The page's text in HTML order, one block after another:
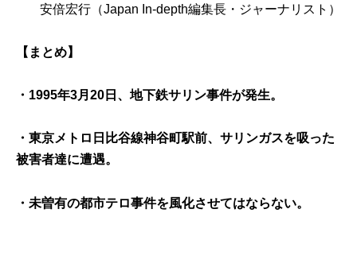
安倍宏行（Japan In-depth編集長・ジャーナリスト）
【まとめ】
・1995年3月20日、地下鉄サリン事件が発生。
・東京メトロ日比谷線神谷町駅前、サリンガスを吸った
被害者達に遭遇。
・未曽有の都市テロ事件を風化させてはならない。